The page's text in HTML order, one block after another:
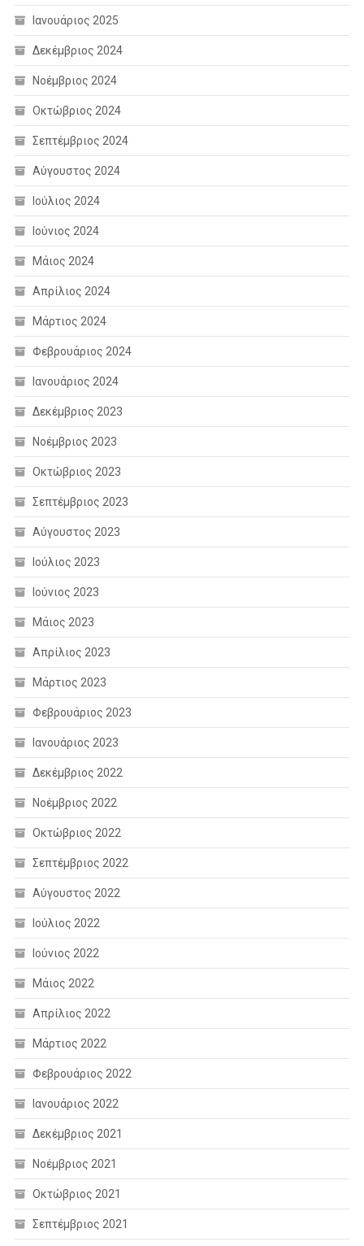
Ιανουάριος 2025
Δεκέμβριος 2024
Νοέμβριος 2024
Οκτώβριος 2024
Σεπτέμβριος 2024
Αύγουστος 2024
Ιούλιος 2024
Ιούνιος 2024
Μάιος 2024
Απρίλιος 2024
Μάρτιος 2024
Φεβρουάριος 2024
Ιανουάριος 2024
Δεκέμβριος 2023
Νοέμβριος 2023
Οκτώβριος 2023
Σεπτέμβριος 2023
Αύγουστος 2023
Ιούλιος 2023
Ιούνιος 2023
Μάιος 2023
Απρίλιος 2023
Μάρτιος 2023
Φεβρουάριος 2023
Ιανουάριος 2023
Δεκέμβριος 2022
Νοέμβριος 2022
Οκτώβριος 2022
Σεπτέμβριος 2022
Αύγουστος 2022
Ιούλιος 2022
Ιούνιος 2022
Μάιος 2022
Απρίλιος 2022
Μάρτιος 2022
Φεβρουάριος 2022
Ιανουάριος 2022
Δεκέμβριος 2021
Νοέμβριος 2021
Οκτώβριος 2021
Σεπτέμβριος 2021